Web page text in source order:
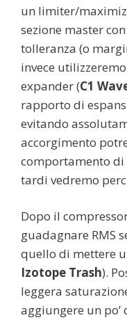
un limiter/
sezione master
tolleranza (o
invece
expander (C1
rapporto di
evitando
accorgimento
comportamento
tardi vedremo
Dopo il
guadagnare RMS
quello di mettere
Izotope Trash).
leggera
aggiungere un po’